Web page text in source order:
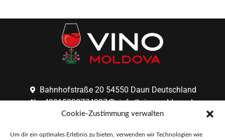
Cookie-Zustimmung verwalten
Um dir ein optimales Erlebnis zu bieten, verwenden wir Technologien wie
Bahnhofstraße 20 54550 Daun Deutschland
+49015228774337
info@vinomoldova.de